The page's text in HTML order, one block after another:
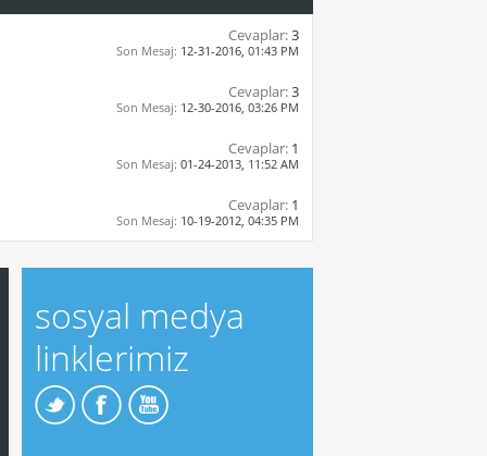
Cevaplar:3
Son Mesaj: 12-31-2016, 01:43 PM
Cevaplar:3
Son Mesaj: 12-30-2016, 03:26 PM
Cevaplar: 1
Son Mesaj: 01-24-2013, 11:52 AM
Cevaplar: 1
Son Mesaj: 10-19-2012, 04:35 PM
sosyal medya
linklerimiz